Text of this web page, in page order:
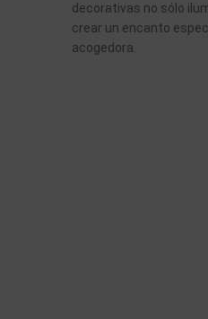
decorativas no sólo
crear un encanto
acogedora.